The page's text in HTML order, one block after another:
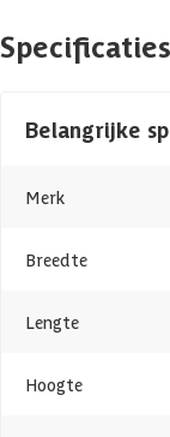
Houtsoort:
**Uitgebreide
Specificaties
Belangrijke
Merk
Breedte
Lengte
Hoogte